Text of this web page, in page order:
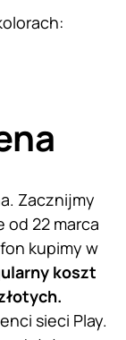
Zacznijmy
od 22 marca
kupimy w
koszt
sieci Play.